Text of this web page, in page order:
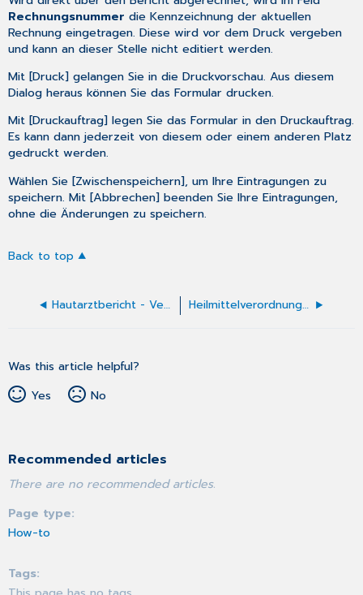
Rechnungsnummer die Kennzeichnung der aktuellen
Rechnung eingetragen. Diese wird vor dem Druck vergeben
und kann an dieser Stelle nicht editiert werden.
Mit [Druck] gelangen Sie in die Druckvorschau. Aus diesem
Dialog heraus können Sie das Formular drucken.
Mit [Druckauftrag] legen Sie das Formular in den Druckauftrag.
Es kann dann jederzeit von diesem oder einem anderen Platz
gedruckt werden.
Wählen Sie [Zwischenspeichern], um Ihre Eintragungen zu
speichern. Mit [Abbrechen] beenden Sie Ihre Eintragungen,
ohne die Änderungen zu speichern.
Back to top
Hautarztbericht - Verlauf ausfüllen Heilmittelverordnung (Muster 13)
Was this article helpful?
Yes
No
Recommended articles
There are no recommended articles.
Page type
How-to
Tags